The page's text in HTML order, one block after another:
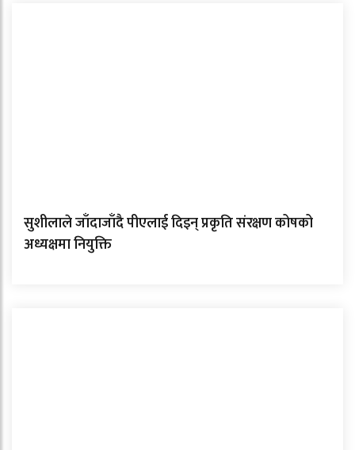
सुशीलाले जाँदाजाँदै पीएलाई दिइन् प्रकृति संरक्षण कोषको
अध्यक्षमा नियुक्ति